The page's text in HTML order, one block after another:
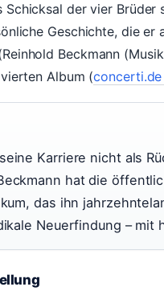
Schicksal der vier
Geschichte, die er
Beckmann
Album (
Karriere nicht als
hat die
das ihn
Neuerfindung – mit